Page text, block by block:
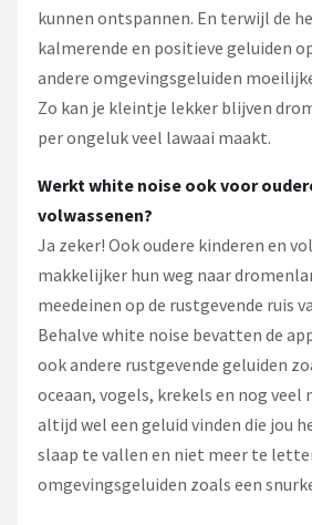
kunnen ontspannen. En terwijl de
kalmerende en positieve geluiden
andere omgevingsgeluiden
Zo kan je kleintje lekker blijven
per ongeluk veel lawaai maakt.
Werkt white noise ook voor
volwassenen?
Ja zeker! Ook oudere kinderen en
makkelijker hun weg naar
meedeinen op de rustgevende ruis
Behalve white noise bevatten de
ook andere rustgevende geluiden
oceaan, vogels, krekels en nog veel
altijd wel een geluid vinden die jou
slaap te vallen en niet meer te
omgevingsgeluiden zoals een